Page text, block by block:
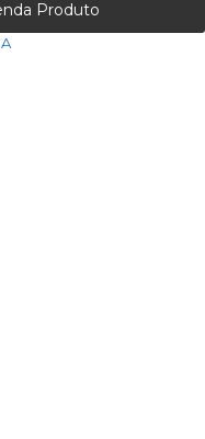
Produto